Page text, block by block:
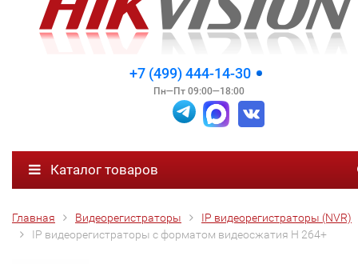
+7 (499) 444-14-30
Пн—Пт 09:00—18:00
Каталог товаров
Главная Видеорегистраторы
IP видеорегистраторы (NVR)
IP видеорегистраторы с форматом видеосжатия H 264+